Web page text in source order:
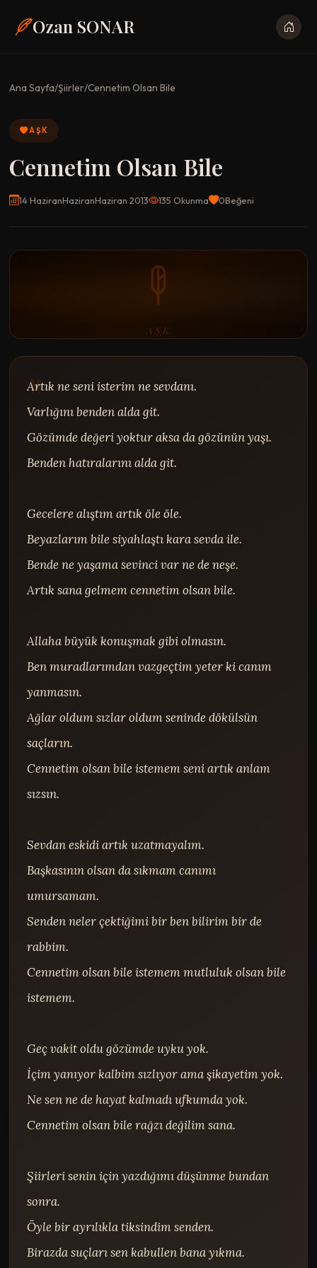
Ozan SONAR
Ana Sayfa/Şiirler/Cennetim Olsan Bile
AŞK
Cennetim Olsan Bile
14 HaziranHaziranHaziran 2013 135 Okunma 0Beğeni
AŞK
Artık ne seni isterim ne sevdanı.
Varlığını benden alda git.
Gözümde değeri yoktur aksa da gözünün yaşı.
Benden hatıralarını alda git.
Gecelere alıştım artık öle öle.
Beyazlarım bile siyahlaştı kara sevda ile.
Bende ne yaşama sevinci var ne de neşe.
Artık sana gelmem cennetim olsan bile.
Allaha büyük konuşmak gibi olmasın.
Ben muradlarımdan vazgeçtim yeter ki canım
yanmasın.
Ağlar oldum sızlar oldum seninde dökülsün
saçların.
Cennetim olsan bile istemem seni artık anlam
sızsın.
Sevdan eskidi artık uzatmayalım.
Başkasının olsan da sıkmam canımı
umursamam.
Senden neler çektiğimi bir ben bilirim bir de
rabbim.
Cennetim olsan bile istemem mutluluk olsan bile
istemem.
Geç vakit oldu gözümde uyku yok.
İçim yanıyor kalbim sızlıyor ama şikayetim yok.
Ne sen ne de hayat kalmadı ufkumda yok.
Cennetim olsan bile rağzı değilim sana.
Şiirleri senin için yazdığımı düşünme bundan
sonra.
Öyle bir ayrılıkla tiksindim senden.
Birazda suçları sen kabullen bana yıkma.